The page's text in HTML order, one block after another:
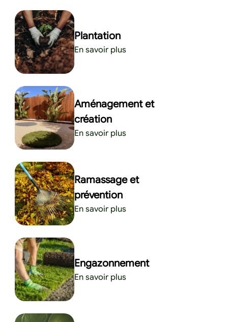
Plantation
En savoir plus
Aménagement et
création
En savoir plus
Ramassage et
prévention
En savoir plus
Engazonnement
En savoir plus